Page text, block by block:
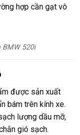
hợp cần gạt vô
BMW 520i
được sản xuất
bám trên kính xe.
lượng dầu mỡ,
gió sạch.